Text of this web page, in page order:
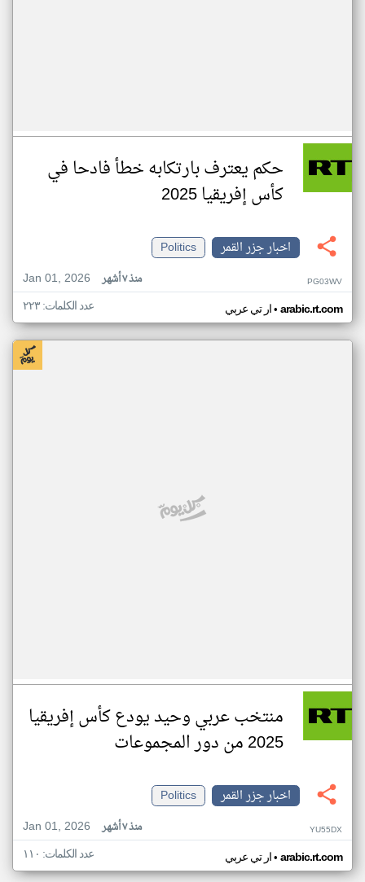
حكم يعترف بارتكابه خطأ فادحا في
كأس إفريقيا 2025
اخبار جزر القمر
Politics
Jan 01, 2026
منذ ٧ أشهر PG03WV
ار تي عربي• arabic.rt.com عدد الكلمات: ٢٢٣
منتخب عربي وحيد يودع كأس إفريقيا
2025 من دور المجموعات
اخبار جزر القمر
Politics
Jan 01, 2026
منذ ٧ أشهر YU55DX
ار تي عربي• arabic.rt.com عدد الكلمات: ١١٠